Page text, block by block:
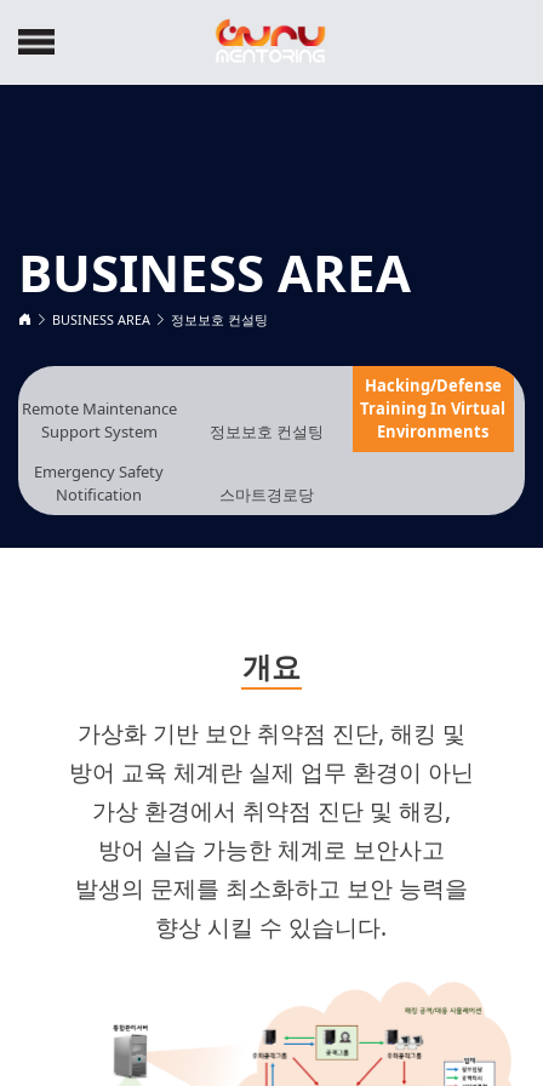
BUSINESS AREA
BUSINESS AREA 정보보호 컨설팅
Remote Maintenance
Support System
정보보호 컨설팅
Hacking/Defense
Training In Virtual
Environments
Emergency Safety
Notification
스마트경로당
개요
가상화 기반 보안 취약점 진단, 해킹 및
방어 교육 체계란 실제 업무 환경이 아닌
가상 환경에서 취약점 진단 및 해킹,
방어 실습 가능한 체계로 보안사고
발생의 문제를 최소화하고 보안 능력을
향상 시킬 수 있습니다.